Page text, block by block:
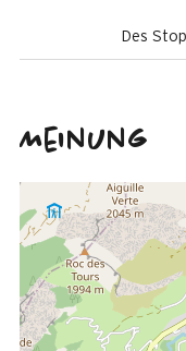
Des
Meinung
März 2026
CELINE
35 à 50 ans
Femme
4
/ 5
Le village du Lessy